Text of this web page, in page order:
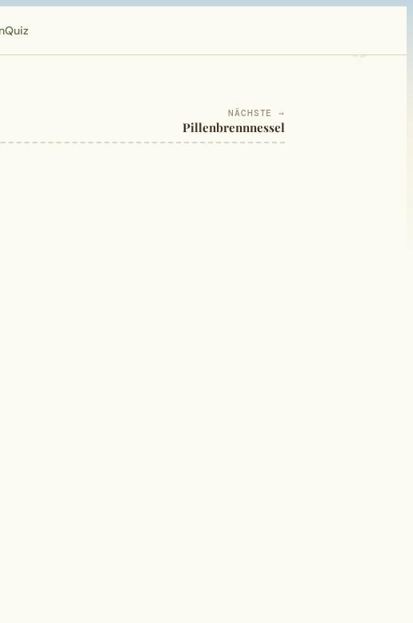
Quiz
NÄCHSTE →
Pillenbrennnessel